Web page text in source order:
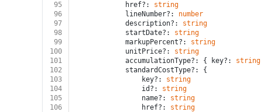
95
			href?:
string
96
			lineNumber?:
number
97
			description?:
string
98
			startDate?:
string
99
			markupPercent?:
string
100
			unitPrice?:
string
101
			accumulationType?: { key?:
string
102
			standardCostType?: {
103
				key?:
string
104
				id?:
string
105
				name?:
string
106
				href?:
string